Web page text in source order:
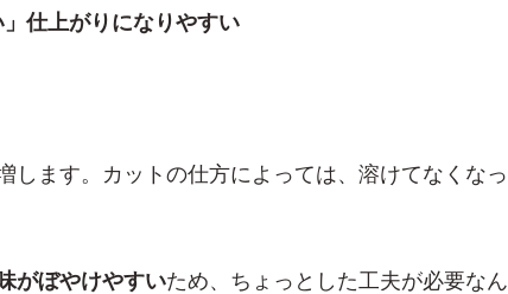
仕上がりになりやすい
します。カットの仕方によっては、溶けてなくなっ
がぼやけやすいため、ちょっとした工夫が必要なん